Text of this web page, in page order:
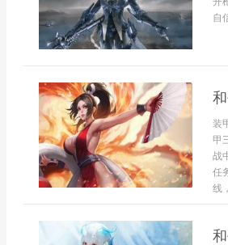
自
装
甲
战
任
线